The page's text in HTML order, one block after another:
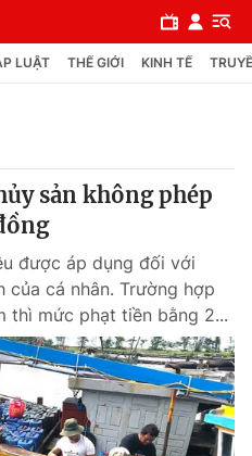
LUẬT THẾ GIỚI KINH TẾ
sản không phép
được áp dụng đối với
của cá nhân. Trường hợp
thì mức phạt tiền bằng 2...